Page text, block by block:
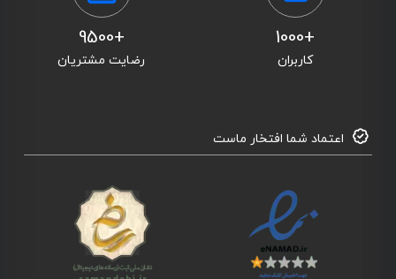
+1000
کاربران
+9500
رضایت مشتریان
اعتماد شما افتخار ماست